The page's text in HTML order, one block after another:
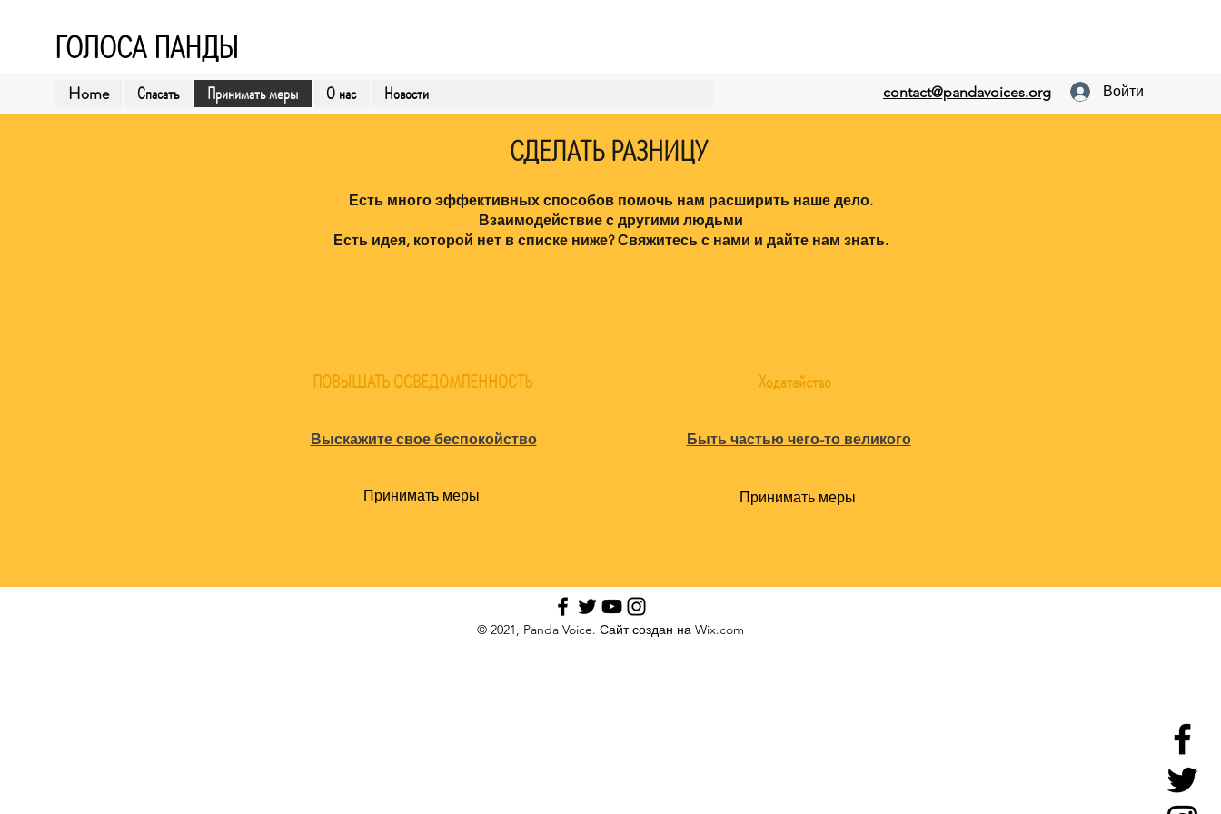
ГОЛОСА ПАНДЫ
Home Спасать Принимать меры О нас Новости contact@pandavoices.org Войти
СДЕЛАТЬ РАЗНИЦУ
ПОВЫШАТЬ ОСВЕДОМЛЕННОСТЬ
Выскажите свое беспокойство
Принимать меры
Ходатайство
Быть частью чего-то великого
Принимать меры
Есть много эффективных способов помочь нам расширить наше дело.
Взаимодействие с другими людьми
Есть идея, которой нет в списке ниже? Свяжитесь с нами и дайте нам знать.
© 2021, Panda Voice. Сайт создан на Wix.com